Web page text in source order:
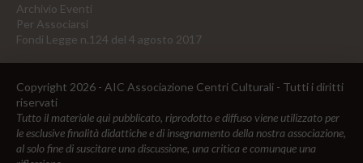
Archivio Eventi
Per Associarsi
Fondi Legge n.124 del 4 agosto 2017
Copyright 2026 - AIC Associazione Centri Culturali - Tutti i diritti
riservati
Tutto il materiale qui pubblicato, riprodotto e diffuso viene utilizzato per
le esclusive finalità didattiche e di insegnamento della nostra associazione,
al solo fine di suscitare una discussione, una critica e comunque una